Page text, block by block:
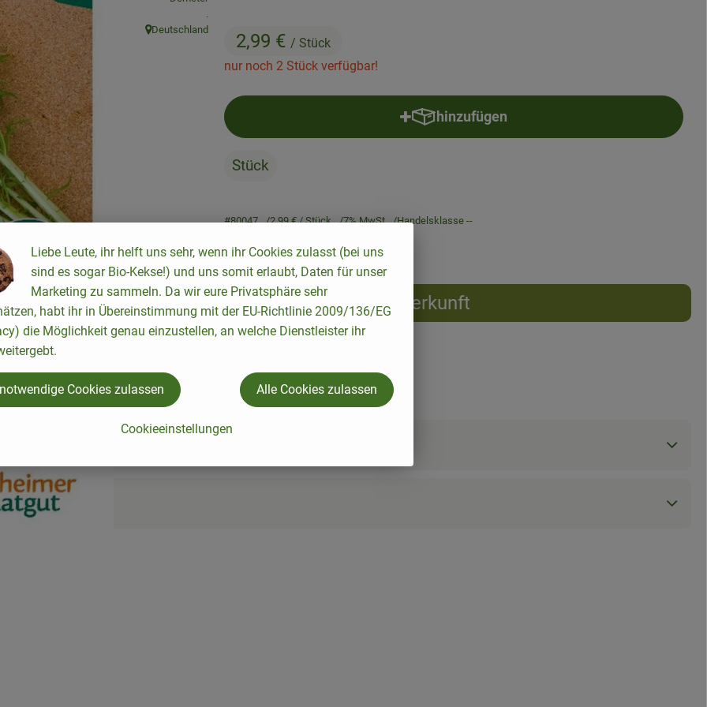
2,99 € / Stück
nur noch 2 Stück verfügbar!
.
, Herkunft:
Deutschland
hinzufügen
Produkt zum Warenkorb hinzufügen
Stück
#80047 2,99 €/ Stück 7% MwSt Handelsklasse --
Rezepte
Herkunft
passenden Rezepte gefunden.
Liebe Leute, ihr helft uns sehr, wenn ihr Cookies zulasst (bei uns
sind es sogar Bio-Kekse!) und uns somit erlaubt, Daten für unser
Marketing zu sammeln. Da wir eure Privatsphäre sehr
habt ihr in Übereinstimmung mit der EU-Richtlinie 2009/136/EG
die Möglichkeit genau einzustellen, an welche Dienstleister ihr
Cookieeinstellungen
Cookies zulassen Alle Cookies zulassen